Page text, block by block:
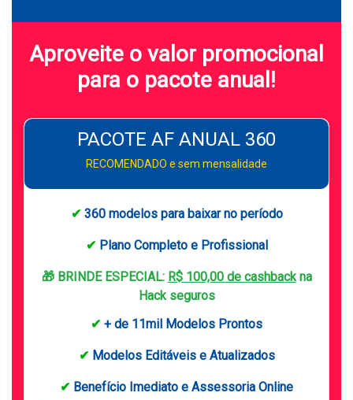
Aproveite o valor promocional
para o pacote anual!
PACOTE AF ANUAL 360
RECOMENDADO e sem mensalidade
✔ 360 modelos para baixar no período
✔ Plano Completo e Profissional
🎁 BRINDE ESPECIAL: R$ 100,00 de cashbackna
Hack seguros
✔ + de 11mil Modelos Prontos
✔ Modelos Editáveis e Atualizados
✔ Benefício Imediato e Assessoria Online